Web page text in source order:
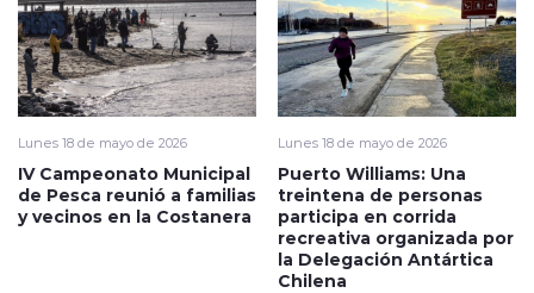
Lunes 18 de mayo de 2026
IV Campeonato Municipal
de Pesca reunió a familias
y vecinos en la Costanera
Lunes 18 de mayo de 2026
Puerto Williams: Una
treintena de personas
participa en corrida
recreativa organizada por
la Delegación Antártica
Chilena